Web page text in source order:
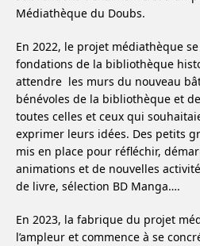
Médiathèque du Doubs.
En 2022, le projet médiathèque
fondations de la bibliothèque
attendre les murs du nouveau
bénévoles de la bibliothèque et
toutes celles et ceux qui
exprimer leurs idées. Des petits
mis en place pour réfléchir,
animations et de nouvelles
de livre, sélection BD Manga….
En 2023, la fabrique du projet
l’ampleur et commence à se